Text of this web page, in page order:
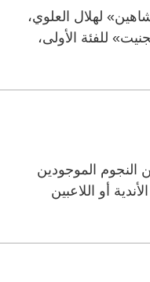
لهلال العلوي،
للفئة الأولى،
النجوم الموجودين
أو اللاعبين